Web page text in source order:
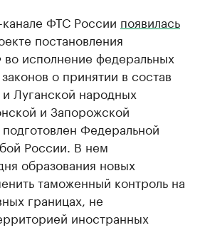
ФТС России появилась
постановления
во исполнение федеральных
о принятии в состав
Луганской народных
и Запорожской
Федеральной
России. В нем
образования новых
таможенный контроль на
границах, не
иностранных